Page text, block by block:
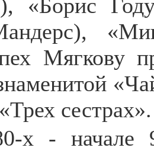
«Борис
Мягкову
сестрах».
х - начале